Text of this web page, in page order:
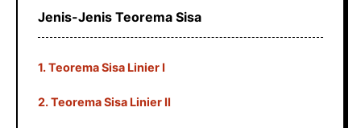
Jenis-Jenis Teorema Sisa
1. Teorema Sisa Linier I
2. Teorema Sisa Linier II